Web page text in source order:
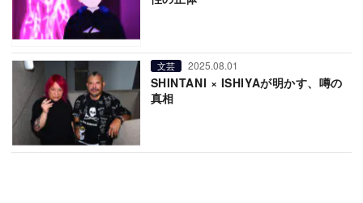
文芸 2025.08.01
SHINTANI × ISHIYAが明かす、噂の
真相